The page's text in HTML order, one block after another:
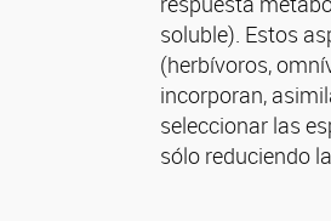
soluble). Estos
(herbívoros,
incorporan,
seleccionar las
sólo reduciendo